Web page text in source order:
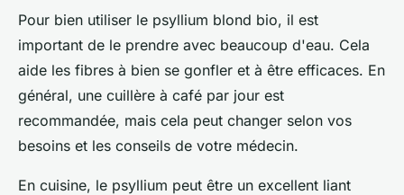
Pour bien utiliser le psyllium blond bio, il est
important de le prendre avec beaucoup d'eau. Cela
aide les fibres à bien se gonfler et à être efficaces. En
général, une cuillère à café par jour est
recommandée, mais cela peut changer selon vos
besoins et les conseils de votre médecin.
En cuisine, le psyllium peut être un excellent liant